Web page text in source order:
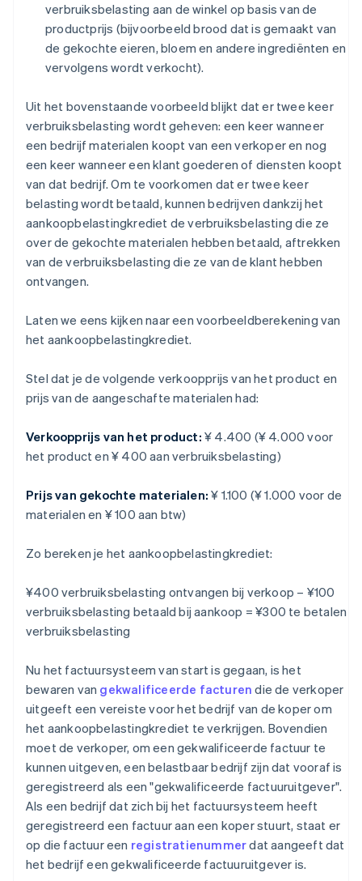
verbruiksbelasting aan de winkel op basis van de
productprijs (bijvoorbeeld brood dat is gemaakt van
de gekochte eieren, bloem en andere ingrediënten en
vervolgens wordt verkocht).
Uit het bovenstaande voorbeeld blijkt dat er twee keer
verbruiksbelasting wordt geheven: een keer wanneer
een bedrijf materialen koopt van een verkoper en nog
een keer wanneer een klant goederen of diensten koopt
van dat bedrijf. Om te voorkomen dat er twee keer
belasting wordt betaald, kunnen bedrijven dankzij het
aankoopbelastingkrediet de verbruiksbelasting die ze
over de gekochte materialen hebben betaald, aftrekken
van de verbruiksbelasting die ze van de klant hebben
ontvangen.
Laten we eens kijken naar een voorbeeldberekening van
het aankoopbelastingkrediet.
Stel dat je de volgende verkoopprijs van het product en
prijs van de aangeschafte materialen had:
Verkoopprijs van het product: ¥ 4.400 (¥ 4.000 voor
het product en ¥ 400 aan verbruiksbelasting)
Prijs van gekochte materialen: ¥ 1.100 (¥ 1.000 voor de
materialen en ¥ 100 aan btw)
Zo bereken je het aankoopbelastingkrediet:
¥400 verbruiksbelasting ontvangen bij verkoop – ¥100
verbruiksbelasting betaald bij aankoop = ¥300 te betalen
verbruiksbelasting
Nu het factuursysteem van start is gegaan, is het
bewaren van gekwalificeerde facturen die de verkoper
uitgeeft een vereiste voor het bedrijf van de koper om
het aankoopbelastingkrediet te verkrijgen. Bovendien
moet de verkoper, om een gekwalificeerde factuur te
kunnen uitgeven, een belastbaar bedrijf zijn dat vooraf is
geregistreerd als een "gekwalificeerde factuuruitgever".
Als een bedrijf dat zich bij het factuursysteem heeft
geregistreerd een factuur aan een koper stuurt, staat er
op die factuur een registratienummerdat aangeeft dat
het bedrijf een gekwalificeerde factuuruitgever is.